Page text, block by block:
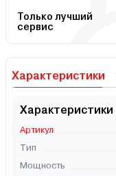
Только лучший
сервис
Характеристики
Характеристики
Артикул
Тип
Мощность